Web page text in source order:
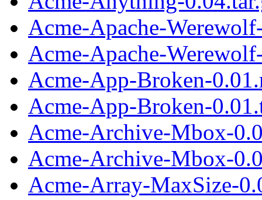
Acme-Apache-
Acme-Apache-
Acme-App-Broken-
Acme-App-Broken-
Acme-Archive-Mbox-
Acme-Archive-Mbox-
Acme-Array-MaxSize-